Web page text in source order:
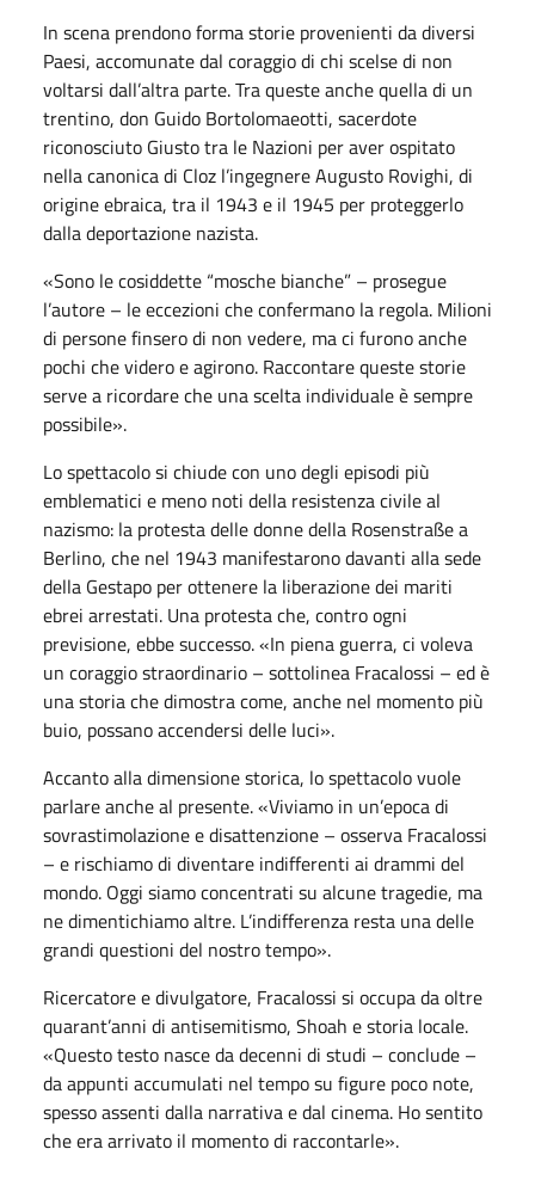
In scena prendono forma storie provenienti da diversi
Paesi, accomunate dal coraggio di chi scelse di non
voltarsi dall’altra parte. Tra queste anche quella di un
trentino, don Guido Bortolomaeotti, sacerdote
riconosciuto Giusto tra le Nazioni per aver ospitato
nella canonica di Cloz l’ingegnere Augusto Rovighi, di
origine ebraica, tra il 1943 e il 1945 per proteggerlo
dalla deportazione nazista.
«Sono le cosiddette “mosche bianche” – prosegue
l’autore – le eccezioni che confermano la regola. Milioni
di persone finsero di non vedere, ma ci furono anche
pochi che videro e agirono. Raccontare queste storie
serve a ricordare che una scelta individuale è sempre
possibile».
Lo spettacolo si chiude con uno degli episodi più
emblematici e meno noti della resistenza civile al
nazismo: la protesta delle donne della Rosenstraße a
Berlino, che nel 1943 manifestarono davanti alla sede
della Gestapo per ottenere la liberazione dei mariti
ebrei arrestati. Una protesta che, contro ogni
previsione, ebbe successo. «In piena guerra, ci voleva
un coraggio straordinario – sottolinea Fracalossi – ed è
una storia che dimostra come, anche nel momento più
buio, possano accendersi delle luci».
Accanto alla dimensione storica, lo spettacolo vuole
parlare anche al presente. «Viviamo in un’epoca di
sovrastimolazione e disattenzione – osserva Fracalossi
– e rischiamo di diventare indifferenti ai drammi del
mondo. Oggi siamo concentrati su alcune tragedie, ma
ne dimentichiamo altre. L’indifferenza resta una delle
grandi questioni del nostro tempo».
Ricercatore e divulgatore, Fracalossi si occupa da oltre
quarant’anni di antisemitismo, Shoah e storia locale.
«Questo testo nasce da decenni di studi – conclude –
da appunti accumulati nel tempo su figure poco note,
spesso assenti dalla narrativa e dal cinema. Ho sentito
che era arrivato il momento di raccontarle».